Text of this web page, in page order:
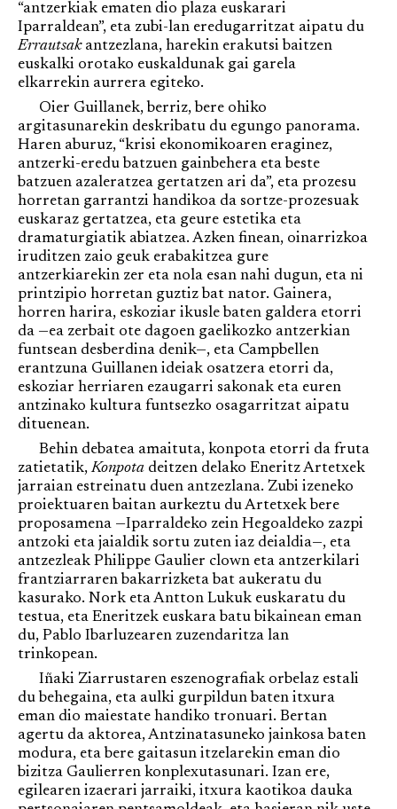
“antzerkiak ematen dio plaza euskarari
Iparraldean”, eta zubi-lan eredugarritzat aipatu du
Errautsakantzezlana, harekin erakutsi baitzen
euskalki orotako euskaldunak gai garela
elkarrekin aurrera egiteko.
Oier Guillanek, berriz, bere ohiko
argitasunarekin deskribatu du egungo panorama.
Haren aburuz, “krisi ekonomikoaren eraginez,
antzerki-eredu batzuen gainbehera eta beste
batzuen azaleratzea gertatzen ari da”, eta prozesu
horretan garrantzi handikoa da sortze-prozesuak
euskaraz gertatzea, eta geure estetika eta
dramaturgiatik abiatzea. Azken finean, oinarrizkoa
iruditzen zaio geuk erabakitzea gure
antzerkiarekin zer eta nola esan nahi dugun, eta ni
printzipio horretan guztiz bat nator. Gainera,
horren harira, eskoziar ikusle baten galdera etorri
da —ea zerbait ote dagoen gaelikozko antzerkian
funtsean desberdina denik—, eta Campbellen
erantzuna Guillanen ideiak osatzera etorri da,
eskoziar herriaren ezaugarri sakonak eta euren
antzinako kultura funtsezko osagarritzat aipatu
dituenean.
Behin debatea amaituta, konpota etorri da fruta
zatietatik,Konpota deitzen delako Eneritz Artetxek
jarraian estreinatu duen antzezlana. Zubi izeneko
proiektuaren baitan aurkeztu du Artetxek bere
proposamena —Iparraldeko zein Hegoaldeko zazpi
antzoki eta jaialdik sortu zuten iaz deialdia—, eta
antzezleak Philippe Gaulier clown eta antzerkilari
frantziarraren bakarrizketa bat aukeratu du
kasurako. Nork eta Antton Lukuk euskaratu du
testua, eta Eneritzek euskara batu bikainean eman
du, Pablo Ibarluzearen zuzendaritza lan
trinkopean.
Iñaki Ziarrustaren eszenografiak orbelaz estali
du behegaina, eta aulki gurpildun baten itxura
eman dio maiestate handiko tronuari. Bertan
agertu da aktorea, Antzinatasuneko jainkosa baten
modura, eta bere gaitasun itzelarekin eman dio
bizitza Gaulierren konplexutasunari. Izan ere,
egilearen izaerari jarraiki, itxura kaotikoa dauka